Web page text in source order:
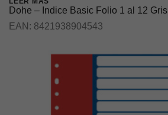
Dohe – Indice Basic Folio 1 al 12 Gris
EAN: 8421938904543